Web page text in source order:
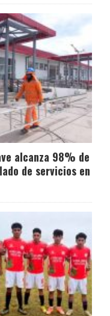
alcanza 98% de
de servicios en